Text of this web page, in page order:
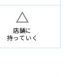
店舗に
持っていく